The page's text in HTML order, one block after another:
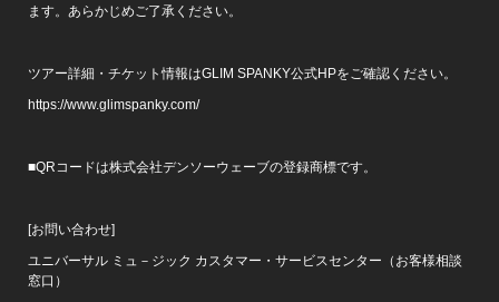
ます。あらかじめご了承ください。
ツアー詳細・チケット情報はGLIM SPANKY公式HPをご確認ください。
https://www.glimspanky.com/
■QRコードは株式会社デンソーウェーブの登録商標です。
[お問い合わせ]
ユニバーサル ミュ－ジック カスタマー・サービスセンター（お客様相談
窓口）